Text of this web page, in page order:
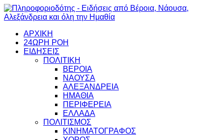
ΑΡΧΙΚΗ
24ΩΡΗ ΡΟΗ
ΕΙΔΗΣΕΙΣ
ΠΟΛΙΤΙΚΗ
ΒΕΡΟΙΑ
ΝΑΟΥΣΑ
ΑΛΕΞΑΝΔΡΕΙΑ
ΗΜΑΘΙΑ
ΠΕΡΙΦΕΡΕΙΑ
ΕΛΛΑΔΑ
ΠΟΛΙΤΙΣΜΟΣ
ΚΙΝΗΜΑΤΟΓΡΑΦΟΣ